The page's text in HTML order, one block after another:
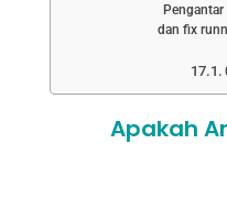
dan fix
Apakah